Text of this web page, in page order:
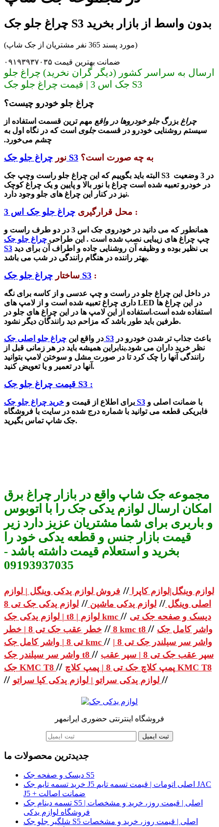
چراغ جلو جک S3 بدون واسط از بازار بخرید
(مورد پسند 365 نفر مشتریان از جک شاپ)
ضمانت بهترین قیمت ۰۹۱۹۳۹۳۷۰۳۵
ارسال به سراسر کشور (دیگر گران نخرید) چراغ جلو
جک اس 3 | قیمت چراغ جلو جک S3
چراغ جلو خودرو چیست؟
چراغ بزرگجلو خودروها در واقع مهم ترین قسمت استفاده از
سیستم روشنایی خودرو در قسمتجلوی است که در نگاه اول به
چشم می‌خورد.
نور چراغ جلو جک S3 به چه صورت است؟
البته باید بگوییم که این چراغ جلو راست وچپ جک S3 در 3 وضعیت
در خودرو تعبیه شده است چراغ با نور بالا و پایین و یک چراغ کوچک
نیز در کنار این چراغ های جلو وجود دارد.
محل قرارگیری چراغ جلو جک اس 3 :
همانطور که می دانید در خودروی جک اس 3 در دو طرف راست و
چپ چراغ های زیبایی نصب شده است . این طراحی چراغ جلو جک
S3
بهتر راننده در هنگام رانندگی در شب می باشد.
ساختار چراغ جلو جک S3 :
در داخل این چراغ جلو در راست و چپ عدسی و از کاسه برای نگه
داری چراغ تعبیه شده است و از لامپ های LED در این چراغ ها
استفاده شده است.استفاده از این لامپ ها در این چراغ های جلو در
طرفین باید طور باشد که مزاحم دید رانندگان دیگر نشود.
در واقع این چراغ جلو اصلی جک S3
نظر خرید داران می شود.بنابراین همیشه باید در هر زمانی قبل از
رانندگی آنها را چک کرد تا در صورت مشل و سوختن لامپ بتوانید
آنها در تعمیر و یا تعویض کنید.
قیمت چراغ جلو جک S3 :
برای اطلاع از قیمت و خرید چراغ جلو جک S3
فابریکی قطعه می توانید با شماره درج شده در سایت با فروشگاه
جک شاپ تماس بگیرید.
مجموعه جک شاپ واقع در بازار چراغ برق
امکان ارسال لوازم یدکی جک را با اتوبوس
و باربری برای شما مشتریان عزیز دارد زیر
قیمت بازار جنس و قطعه یدکی خود را
بخرید و استعلام قیمت داشته باشد -
09193937035
لوازم وینگل|لوازم کاپرا // فروش لوازم یدکی وینگل | لوازم
اصلی وینگل // لوازم یدکی ماشین //
لوازم یدکی جک تی 8
| لوازم یدکی جک t8 | لوازم kmc // دیسک و صفحه جک تی
8
// خطر عقب جک تی 8 | خطر kmc t8 // واشر کامل جک
تی 8 | واشر کامل جک kmc // واشر سر سیلندر جک تی 8 |
واشر سر سیلندر جک t8 // سپر عقب جک تی 8 | سپر عقب
جک KMC T8 // پمپ کلاچ جک تی 8 | پمپ کلاچ KMC T8
// //
فروشگاه اینترنتی حضوری ایرانمهر
ثبت ایمیل
جدیدترین محصولات ما
دیسک و صفحه جک S5
خرید تسمه تایم جک J5 اصلی اتومات | قیمت تسمه تایم JAC
J5 + ضمانت اصالت
تسمه دینام جک S5 اصلی | قیمت روز، خرید و مشخصات |
فروشگاه لوازم یدکی
شلگیر جلو جک S5 اصلی | قیمت روز، خرید و مشخصات